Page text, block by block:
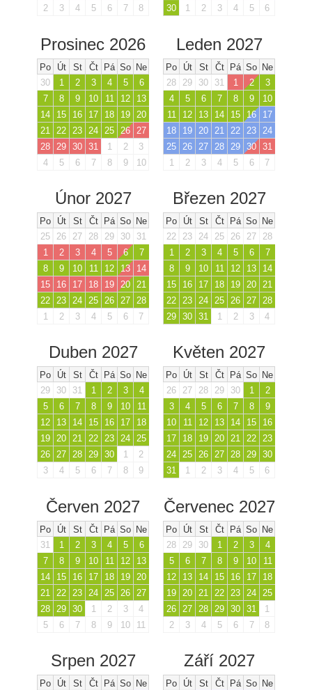
2
3 4 5 6 7 8
30
1 2 3 4 5 6
Prosinec 2026
Po Út St Čt Pá So Ne
30
1 2 3 4 5
6
7
8 9 10 11 12
13
14
15 16 17 18 19
20
21
22 23 24 25 26
27
28
29 30 31 1 2
3
4
5 6 7 8 9 10
Leden 2027
Po Út St Čt Pá So Ne
28
29 30 31 1 2
3
4
5 6 7 8 9
10
11
12 13 14 15 16
17
18
19 20 21 22 23
24
25
26 27 28 29 30 31
1
2 3 4 5 6 7
Únor 2027
Po Út St Čt Pá So Ne
25
26 27 28 29 30
31
1
2 3 4 5 6
7
8
9 10 11 12 13
14
15
16 17 18 19 20 21
22 23 24 25 26 27 28
1
2 3 4 5 6 7
Březen 2027
Po Út St Čt Pá So Ne
22
23 24 25 26 27
28
1
2 3 4 5 6
7
8
9 10 11 12 13
14
15
16 17 18 19 20 21
22 23 24 25 26 27 28
29 30 31 1 2 3 4
Duben 2027
Po Út St Čt Pá So Ne
29
30 31 1 2 3
4
5
6 7 8 9 10
11
12
13 14 15 16 17
18
19 20 21 22 23 24 25
26 27 28 29 30 1
2
3
4 5 6 7 8 9
Květen 2027
Po Út St Čt Pá So Ne
26
27 28 29 30 1
2
3
4 5 6 7 8
9
10
11 12 13 14 15
16
17
18 19 20 21 22 23
24 25 26 27 28 29 30
31
1 2 3 4 5 6
Červen 2027
Po Út St Čt Pá So Ne
31
1 2 3 4 5
6
7
8 9 10 11 12
13
14
15 16 17 18 19
20
21
22 23 24 25 26
27
28
29 30 1 2 3
4
5
6 7 8 9 10 11
Červenec 2027
Po Út St Čt Pá So Ne
28
29 30 1 2 3
4
5
6 7 8 9 10
11
12
13 14 15 16 17
18
19
20 21 22 23 24
25
26
27 28 29 30 31
1
2
3 4 5 6 7 8
Srpen 2027
Po Út St Čt Pá So Ne
Září 2027
Po Út St Čt Pá So Ne